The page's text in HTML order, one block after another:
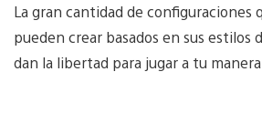
La gran cantidad de configuraciones
pueden crear basados en sus estilos
dan la libertad para jugar a tu manera.